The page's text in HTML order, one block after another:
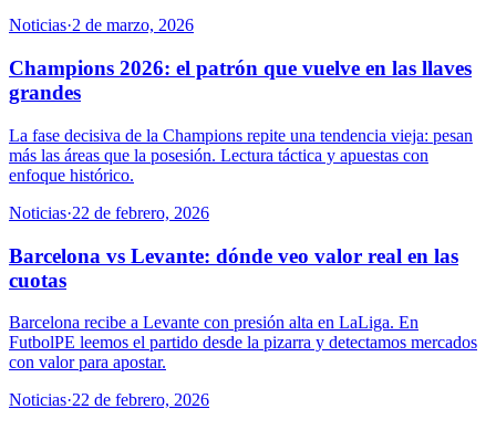
Noticias·2 de marzo, 2026
Champions 2026: el patrón que vuelve en las llaves
grandes
La fase decisiva de la Champions repite una tendencia vieja: pesan
más las áreas que la posesión. Lectura táctica y apuestas con
enfoque histórico.
Noticias·22 de febrero, 2026
Barcelona vs Levante: dónde veo valor real en las
cuotas
Barcelona recibe a Levante con presión alta en LaLiga. En
FutbolPE leemos el partido desde la pizarra y detectamos mercados
con valor para apostar.
Noticias·22 de febrero, 2026